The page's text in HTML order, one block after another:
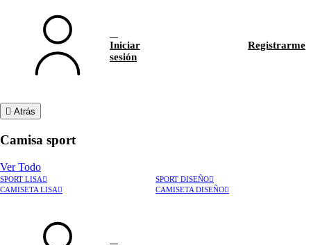
Iniciar
sesión
Registrarme
Atrás
Camisa sport
Ver Todo
SPORT LISA
SPORT DISEÑO
CAMISETA LISA
CAMISETA DISEÑO